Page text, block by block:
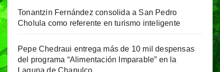
Tonantzin Fernández consolida a San Pedro
Cholula como referente en turismo inteligente
Pepe Chedraui entrega más de 10 mil despensas
del programa “Alimentación Imparable” en la
Laguna de Chapulco